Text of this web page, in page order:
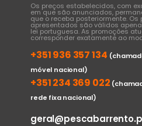
Os preços estabelecidos, com
em que são anunciados,
que o receba posteriormente.
apresentados são válidos
lei portuguesa. As promoções
corresponder exatamente ao
+351 936 357 134
móvel nacional)
+351 234 369 022
rede fixa nacional)